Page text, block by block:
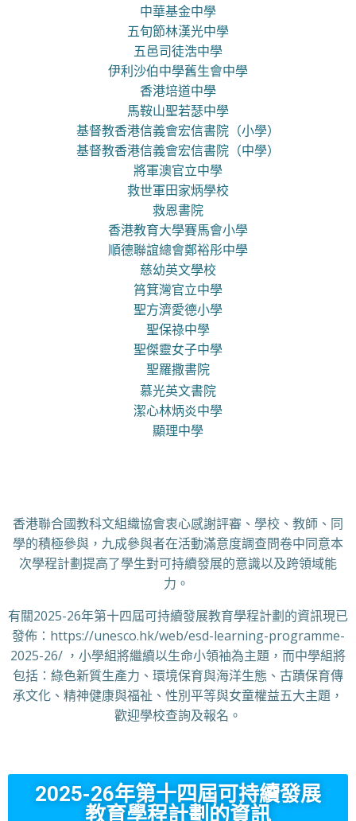
中華基金中學
五旬節林漢光中學
五邑司徒浩中學
伊利沙伯中學舊生會中學
香港培道中學
馬鞍山聖若瑟中學
基督教香港信義會宏信書院（小學）
基督教香港信義會宏信書院（中學）
將軍澳官立中學
救世軍田家炳學校
救恩書院
香港教育大學賽馬會小學
順德聯誼總會鄭裕彤中學
慈幼英文學校
筲箕灣官立中學
聖方濟愛德小學
聖保祿中學
聖傑靈女子中學
聖羅撒書院
慕光英文書院
潔心林炳炎中學
顯理中學
香港聯合國教科文組織協會衷心感謝評審、學校、教師、同
學的積極參與，九成參與者在活動滿意度調查問卷中同意本
次學程計劃提高了學生對可持續發展的意識以及跨領域能
力。
有關2025-26年第十四屆可持續發展教育學程計劃的資訊現已
發佈：https://unesco.hk/web/esd-learning-programme-
2025-26/ ，小學組將繼續以生命小領袖為主題，而中學組將
包括：綠色新質生產力、環境保育與海洋生態、古蹟保育傳
承文化、精神健康與福祉、性別平等與女童權益五大主題，
歡迎學校查詢及報名。
2025-26年第十四屆可持續發展
教育學程計劃的資訊